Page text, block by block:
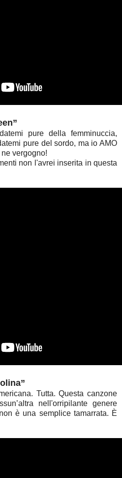
pure della femminuccia,
pure del sordo, ma io AMO
vergogno!
non l'avrei inserita in questa
Tutta. Questa canzone
nell'orripilante genere
è una semplice tamarrata. È